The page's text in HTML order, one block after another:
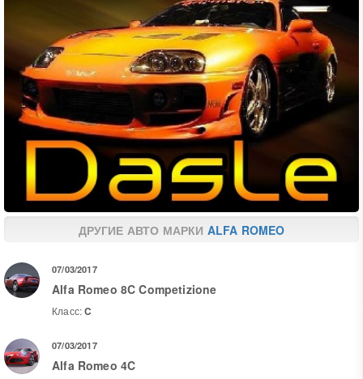
ДРУГИЕ АВТО МАРКИ ALFA ROMEO
07/03/2017
Alfa Romeo 8C Competizione
Класс:C
07/03/2017
Alfa Romeo 4C